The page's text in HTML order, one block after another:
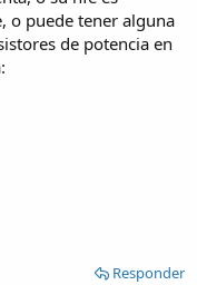
o puede tener alguna
de potencia en
Responder